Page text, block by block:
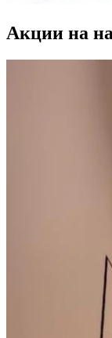
Акции на